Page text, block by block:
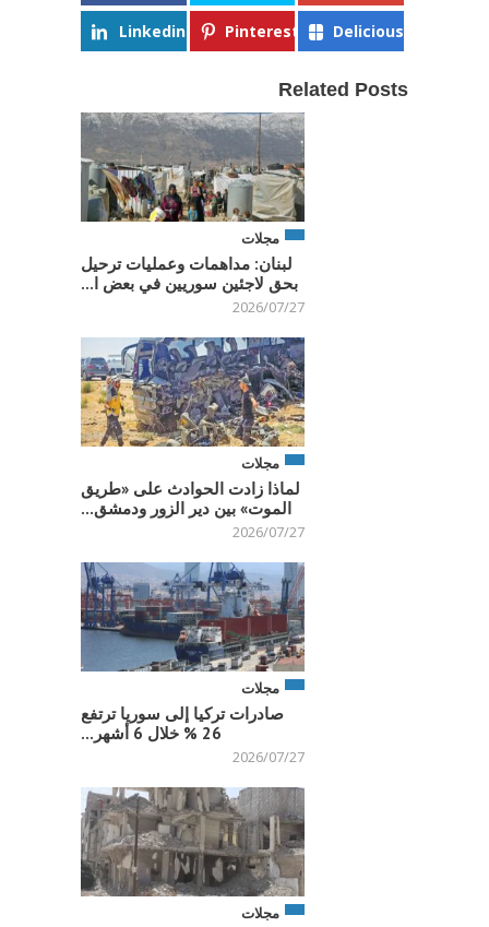
Linkedin Pinterest Delicious
Related Posts
مجلات
لبنان: مداهمات وعمليات ترحيل
بحق لاجئين سوريين في بعض ا...
2026/07/27
مجلات
لماذا زادت الحوادث على «طريق
الموت» بين دير الزور ودمشق...
2026/07/27
مجلات
صادرات تركيا إلى سوريا ترتفع
26 % خلال 6 أشهر...
2026/07/27
مجلات